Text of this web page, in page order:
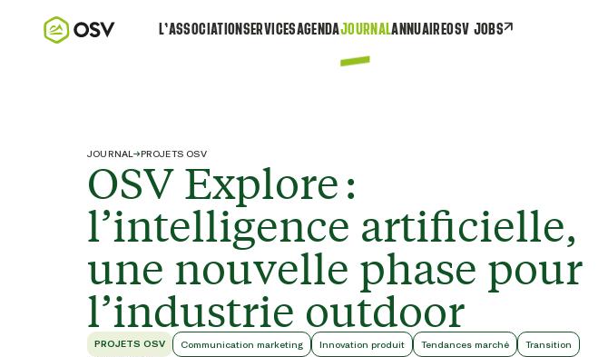
L’ASSOCIATIONSERVICESAGENDAJOURNALANNUAIREOSV JOBS
JOURNAL→PROJETS OSV
OSV Explore :
l’intelligence artificielle,
une nouvelle phase pour
l’industrie outdoor
PROJETS OSV Communication marketing Innovation produit Tendances marché
Transition